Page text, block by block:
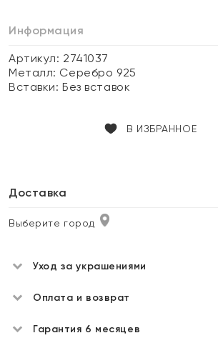
Информация
Артикул: 2741037
Металл: Серебро 925
Вставки:Без вставок
В ИЗБРАННОЕ
Доставка
Выберите город
Уход за украшениями
Оплата и возврат
Гарантия 6 месяцев